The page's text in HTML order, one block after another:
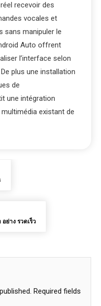
recevoir des
vocales et
sans manipuler le
Auto offrent
l’interface selon
plus une installation
de
une intégration
existant de
ย่าง รวดเร็ว
Required fields